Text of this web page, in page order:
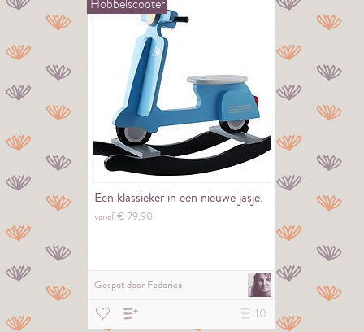
Hobbelscooter
Een klassieker in een nieuwe jasje.
vanaf €79,90
Gespot door Federica
10